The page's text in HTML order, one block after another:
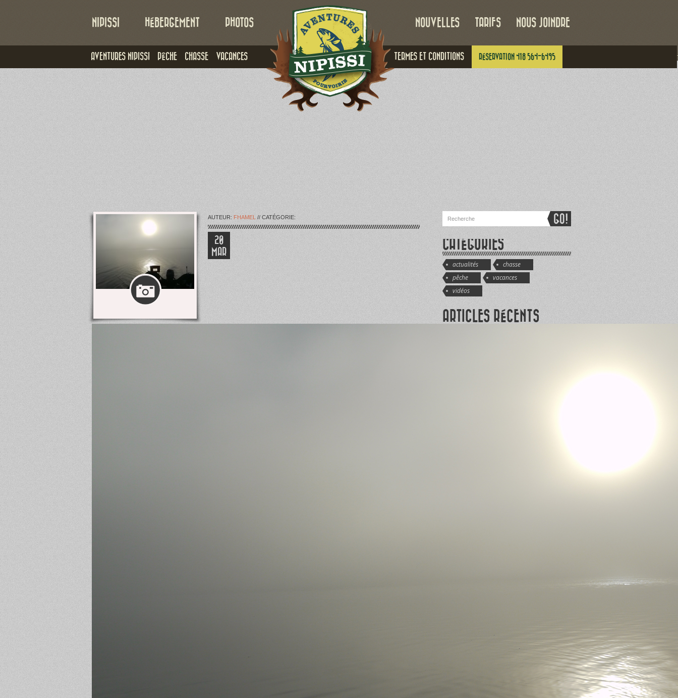
NIPISSI
AVENTURES NIPISSI PÊCHE CHASSE VACANCES TERMES ET CONDITIONS RÉSERVATION 418 564-6495
HÉBERGEMENT PHOTOS NOUVELLES TARIFS NOUS JOINDRE
AUTEUR: FHAMEL // CATÉGORIE:
20
MAR
CATÉGORIES
actualités
chasse
pêche
vacances
vidéos
ARTICLES RÉCENTS